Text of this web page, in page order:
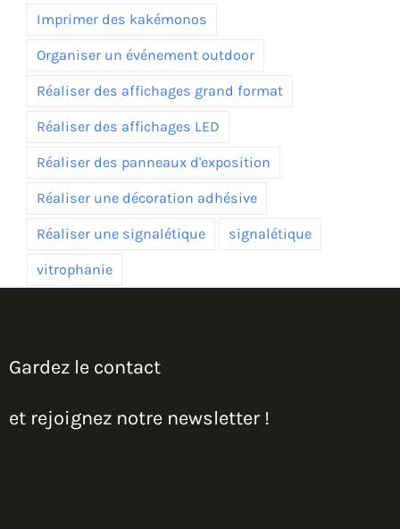
Imprimer des kakémonos
Organiser un événement outdoor
Réaliser des affichages grand format
Réaliser des affichages LED
Réaliser des panneaux d'exposition
Réaliser une décoration adhésive
Réaliser une signalétique signalétique
vitrophanie
Gardez le contact
et rejoignez notre newsletter !